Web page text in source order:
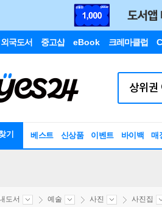
외국도서 중고샵 eBook 크레마클럽
기 베스트 신상품 이벤트 바이백 매
도서 예술 사진 사진집